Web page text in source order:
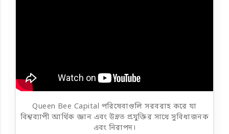
Queen Bee Capital পরিষেবাগুলি সরবরাহ করে যা
বিশ্বব্যাপী আর্থিক জ্ঞান এবং উন্নত প্রযুক্তির সাথে সুবিধাজনক
এবং নিরাপদ।